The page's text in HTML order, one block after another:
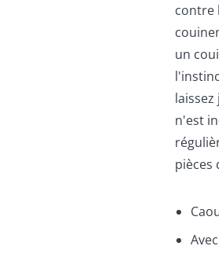
contre
un
n'est
pièces